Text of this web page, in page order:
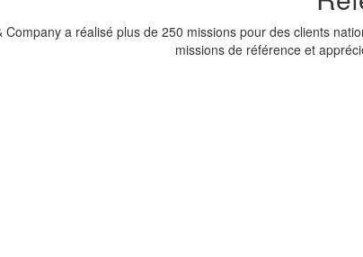
Company a réalisé plus de 250 missions pour des clients
missions de référence et